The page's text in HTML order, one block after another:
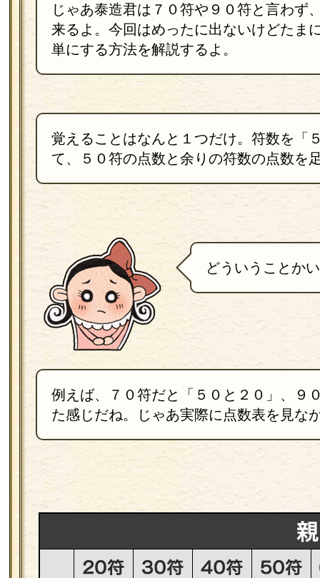
じゃあ泰造君は７０符や９０符と言わず
来るよ。今回はめったに出ないけどたま
単にする方法を解説するよ。
覚えることはなんと１つだけ。符数を「
て、５０符の点数と余りの符数の点数を
どういうことか
例えば、７０符だと「５０と２０」、９
た感じだね。じゃあ実際に点数表を見な